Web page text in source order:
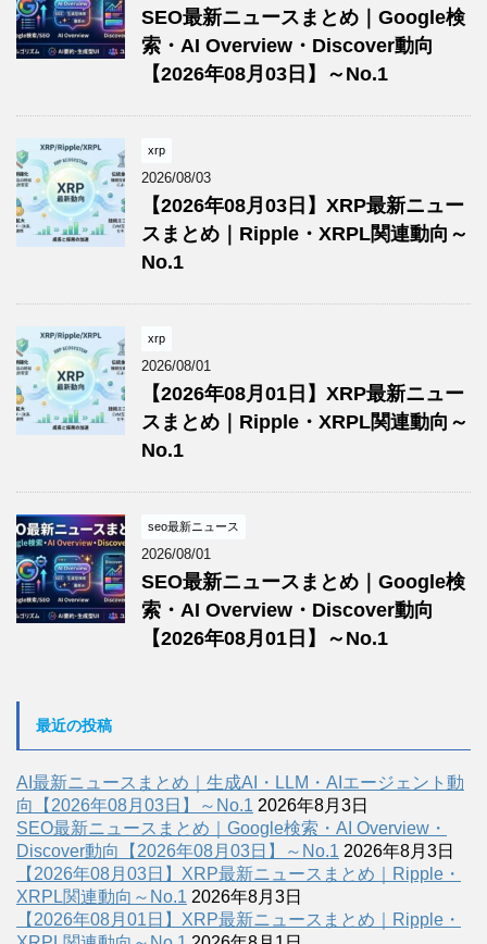
SEO最新ニュースまとめ｜Google検
索・AI Overview・Discover動向
【2026年08月03日】～No.1
xrp
2026/08/03
【2026年08月03日】XRP最新ニュー
スまとめ｜Ripple・XRPL関連動向～
No.1
xrp
2026/08/01
【2026年08月01日】XRP最新ニュー
スまとめ｜Ripple・XRPL関連動向～
No.1
seo最新ニュース
2026/08/01
SEO最新ニュースまとめ｜Google検
索・AI Overview・Discover動向
【2026年08月01日】～No.1
最近の投稿
AI最新ニュースまとめ｜生成AI・LLM・AIエージェント動
向【2026年08月03日】～No.1 2026年8月3日
SEO最新ニュースまとめ｜Google検索・AI Overview・
Discover動向【2026年08月03日】～No.1 2026年8月3日
【2026年08月03日】XRP最新ニュースまとめ｜Ripple・
XRPL関連動向～No.1 2026年8月3日
【2026年08月01日】XRP最新ニュースまとめ｜Ripple・